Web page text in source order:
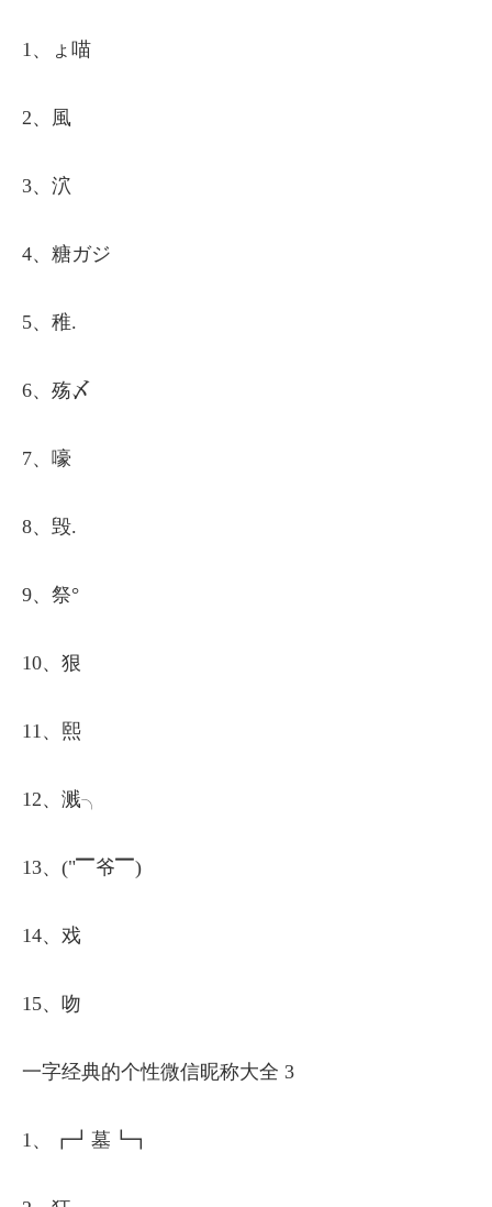
1、ょ喵
2、風
3、泬
4、糖ガジ
5、稚.
6、殇〆
7、嚎
8、毁.
9、祭°
10、狠
11、熙
12、溅╮
13、("▔爷▔)
14、戏
15、吻
一字经典的个性微信昵称大全 3
1、┏┛墓┗┓